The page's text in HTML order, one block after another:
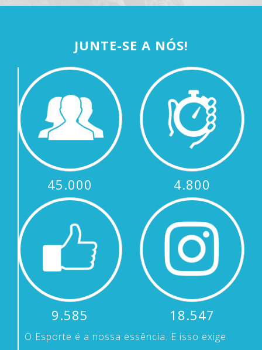
JUNTE-SE A NÓS!
45.000 4.800
9.585 18.547
O Esporte é a nossa essência. E isso exige